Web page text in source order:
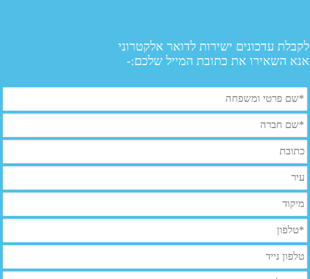
עדכונים ישירות לדואר אלקטרוני
השאירו את כתובת המייל שלכם:-